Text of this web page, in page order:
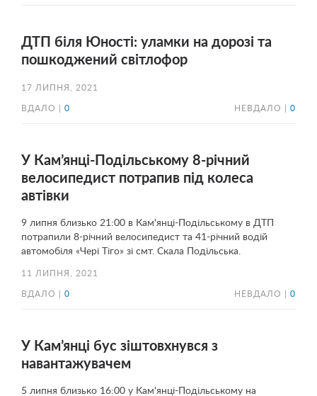
ДТП біля Юності: уламки на дорозі та
пошкоджений світлофор
17 ЛИПНЯ, 2021
ВДАЛО | 0 НЕВДАЛО | 0
У Кам’янці-Подільському 8-річний
велосипедист потрапив під колеса
автівки
9 липня близько 21:00 в Кам'янці-Подільському в ДТП
потрапили 8-річний велосипедист та 41-річний водій
автомобіля «Чері Тіго» зі смт. Скала Подільська.
11 ЛИПНЯ, 2021
ВДАЛО | 0 НЕВДАЛО | 0
У Кам’янці бус зіштовхнувся з
навантажувачем
5 липня близько 16:00 у Кам'янці-Подільському на